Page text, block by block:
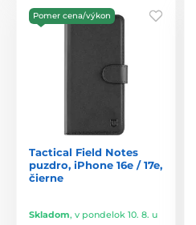
Pomer cena/výkon
Tactical Field Notes
puzdro, iPhone 16e / 17e,
čierne
Skladom, v pondelok 10. 8. u